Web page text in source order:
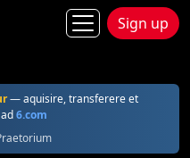
Sign up
— aquisire, transferere et
6.com